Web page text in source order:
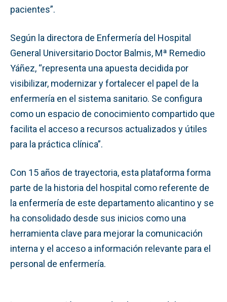
pacientes”.
Según la directora de Enfermería del Hospital
General Universitario Doctor Balmis, Mª Remedio
Yáñez, “representa una apuesta decidida por
visibilizar, modernizar y fortalecer el papel de la
enfermería en el sistema sanitario. Se configura
como un espacio de conocimiento compartido que
facilita el acceso a recursos actualizados y útiles
para la práctica clínica”.
Con 15 años de trayectoria, esta plataforma forma
parte de la historia del hospital como referente de
la enfermería de este departamento alicantino y se
ha consolidado desde sus inicios como una
herramienta clave para mejorar la comunicación
interna y el acceso a información relevante para el
personal de enfermería.